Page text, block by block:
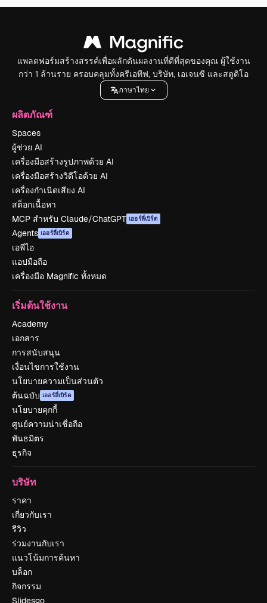
แพลตฟอร์มสร้างสรรค์เพื่อผลักดันผลงานที่ดีที่สุดของคุณ ผู้ใช้งาน
กว่า 1 ล้านราย ครอบคลุมทั้งครีเอทีฟ, บริษัท, เอเจนซี และสตูดิโอ
ภาษาไทย
ผลิตภัณฑ์
Spaces
ผู้ช่วย AI
เครื่องมือสร้างรูปภาพด้วย AI
เครื่องมือสร้างวิดีโอด้วย AI
เครื่องกำเนิดเสียง AI
สต็อกเนื้อหา
MCP สำหรับ Claude/ChatGPT เออร์ลี่เบิร์ด
Agents เออร์ลี่เบิร์ด
เอพีไอ
แอปมือถือ
เครื่องมือ Magnific ทั้งหมด
เริ่มต้นใช้งาน
Academy
เอกสาร
การสนับสนุน
เงื่อนไขการใช้งาน
นโยบายความเป็นส่วนตัว
ต้นฉบับ เออร์ลี่เบิร์ด
นโยบายคุกกี้
ศูนย์ความน่าเชื่อถือ
พันธมิตร
ธุรกิจ
บริษัท
ราคา
เกี่ยวกับเรา
รีวิว
ร่วมงานกับเรา
แนวโน้มการค้นหา
บล็อก
กิจกรรม
Slidesgo